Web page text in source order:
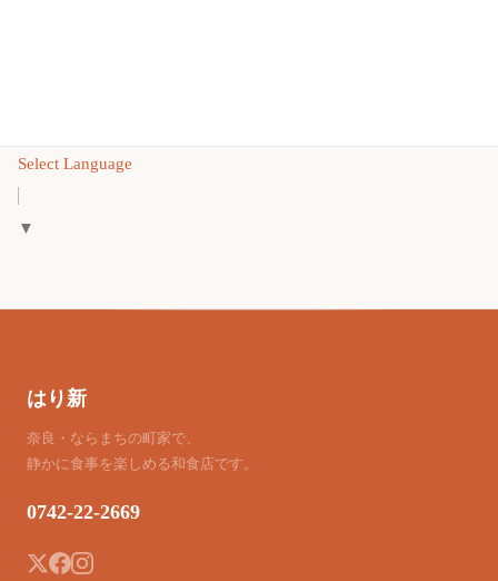
Select Language
▼
はり新
奈良・ならまちの町家で、
静かに食事を楽しめる和食店です。
0742-22-2669